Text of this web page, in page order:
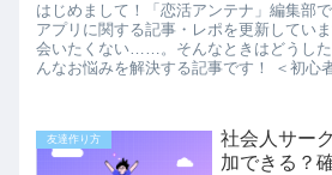
はじめまして！「恋活アンテナ」編集部
アプリに関する記事・レポを更新してい
会いたくない……。そんなときはどうし
んなお悩みを解決する記事です！ ＜初心
友達作り方
社会人サー
加できる？